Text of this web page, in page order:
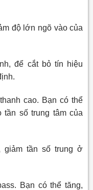
độ lớn ngõ vào của
để cắt bỏ tín hiệu
cao. Bạn có thể
tần số trung tâm của
giảm tần số trung ở
Bạn có thể tăng,